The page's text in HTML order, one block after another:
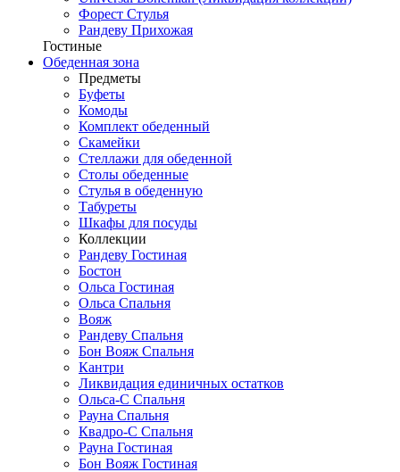
Форест Стулья
Рандеву Прихожая
Гостиные
Обеденная зона
Предметы
Буфеты
Комоды
Комплект обеденный
Скамейки
Стеллажи для обеденной
Столы обеденные
Стулья в обеденную
Табуреты
Шкафы для посуды
Коллекции
Рандеву Гостиная
Бостон
Ольса Гостиная
Ольса Спальня
Вояж
Рандеву Спальня
Бон Вояж Спальня
Кантри
Ликвидация единичных остатков
Ольса-С Спальня
Рауна Спальня
Квадро-С Спальня
Рауна Гостиная
Бон Вояж Гостиная